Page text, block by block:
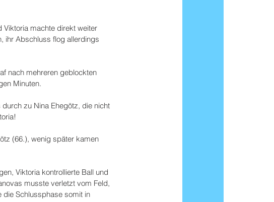
Viktoria machte direkt weiter
ihr Abschluss flog allerdings
nach mehreren geblockten
Minuten.
zu Nina Ehegötz, die nicht
(66.), wenig später kamen
Viktoria kontrollierte Ball und
musste verletzt vom Feld,
die Schlussphase somit in